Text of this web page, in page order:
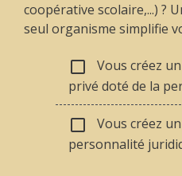
coopérative scolaire,...) ?
seul organisme simplifie
check_box_outline_blank
Vous créez
privé doté de la
check_box_outline_blank
Vous créez
personnalité